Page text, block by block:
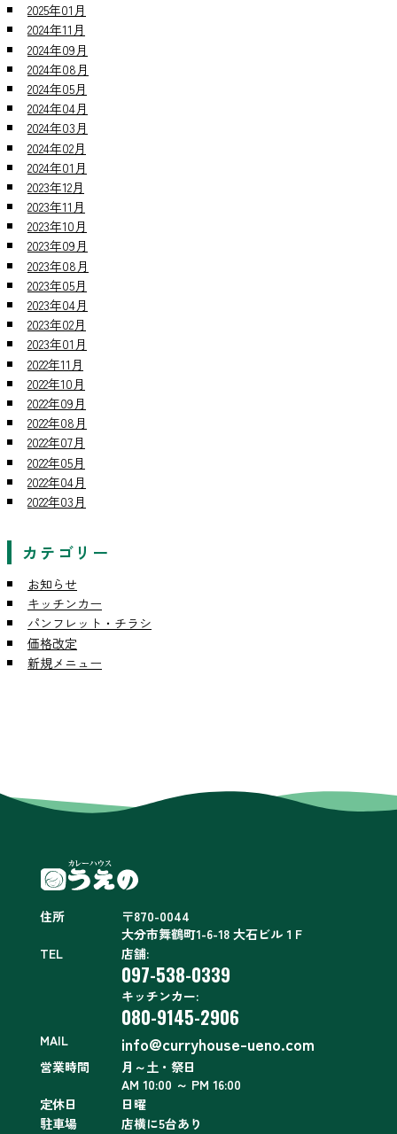
2025年01月
2024年11月
2024年09月
2024年08月
2024年05月
2024年04月
2024年03月
2024年02月
2024年01月
2023年12月
2023年11月
2023年10月
2023年09月
2023年08月
2023年05月
2023年04月
2023年02月
2023年01月
2022年11月
2022年10月
2022年09月
2022年08月
2022年07月
2022年05月
2022年04月
2022年03月
カテゴリー
お知らせ
キッチンカー
パンフレット・チラシ
価格改定
新規メニュー
住所
〒870-0044
大分市舞鶴町1-6-18 大石ビル１F
TEL
店舗:
097-538-0339
キッチンカー:
080-9145-2906
MAIL info@curryhouse-ueno.com
営業時間
月～土・祭日
AM 10:00 ～ PM 16:00
定休日
日曜
駐車場
店横に5台あり